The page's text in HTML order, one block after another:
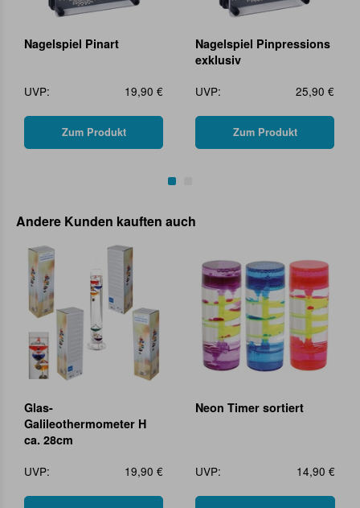
Nagelspiel Pinart
UVP: 19,90 €
Zum Produkt
Nagelspiel Pinpressions
exklusiv
UVP:
25,90 €
Zum Produkt
Andere Kunden kauften auch
Glas-
Galileothermometer H
ca. 28cm
UVP:
19,90 €
Neon Timer sortiert
UVP: 14,90 €